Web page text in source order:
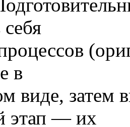
в
виде, затем
этап — их